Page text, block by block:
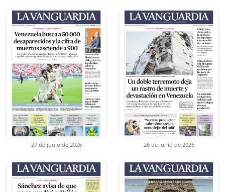
27 de junio de 2026 26 de junio de 2026